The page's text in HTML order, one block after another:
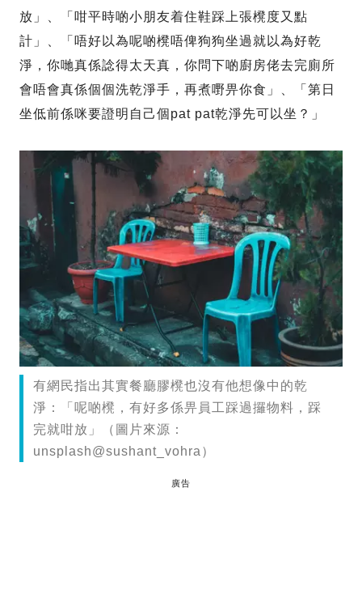
放」、「咁平時啲小朋友着住鞋踩上張櫈度又點
計」、「唔好以為呢啲櫈唔俾狗狗坐過就以為好乾
淨，你哋真係諗得太天真，你問下啲廚房佬去完廁所
會唔會真係個個洗乾淨手，再煮嘢畀你食」、「第日
坐低前係咪要證明自己個pat pat乾淨先可以坐？」
有網民指出其實餐廳膠櫈也沒有他想像中的乾
淨：「呢啲櫈，有好多係畀員工踩過攞物料，踩
完就咁放」（圖片來源：
unsplash@sushant_vohra）
廣告